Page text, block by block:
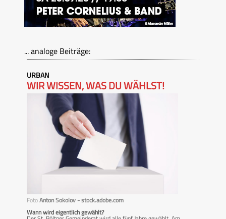
... analoge Beiträge:
URBAN
WIR WISSEN, WAS DU WÄHLST!
FotoAnton Sokolov - stock.adobe.com
Wann wird eigentlich gewählt?